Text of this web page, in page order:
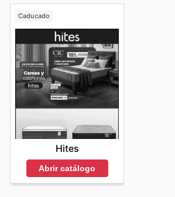
Caducado
Hites
Abrir catálogo